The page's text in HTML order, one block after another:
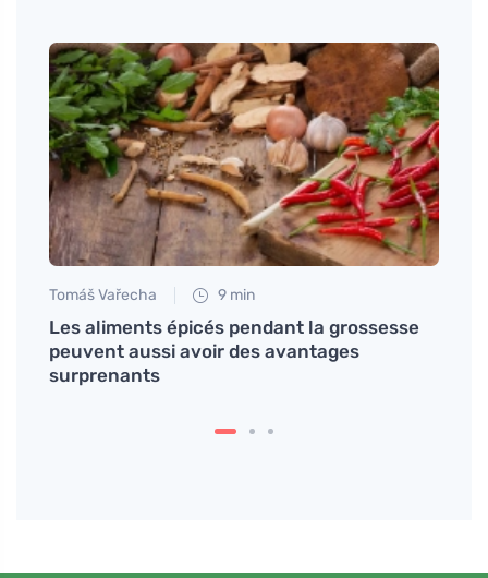
Tomáš Vařecha 9 min
Les aliments épicés pendant la grossesse
peuvent aussi avoir des avantages
surprenants